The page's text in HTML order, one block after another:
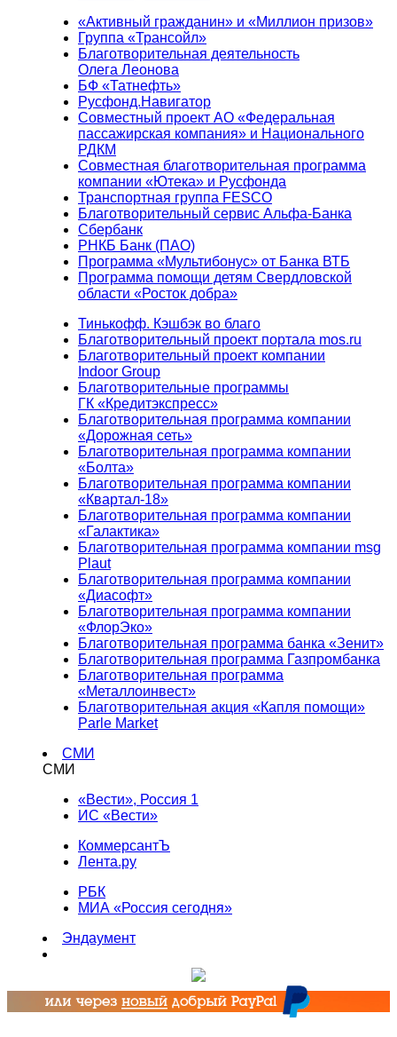
«Активный гражданин» и «Миллион призов»
Группа «Трансойл»
Благотворительная деятельность
Олега Леонова
БФ «Татнефть»
Русфонд.Навигатор
Совместный проект АО «Федеральная
пассажирская компания» и Национального
РДКМ
Совместная благотворительная программа
компании «Ютека» и Русфонда
Транспортная группа FESCO
Благотворительный сервис Альфа-Банка
Сбербанк
РНКБ Банк (ПАО)
Программа «Мультибонус» от Банка ВТБ
Программа помощи детям Свердловской
области «Росток добра»
Тинькофф. Кэшбэк во благо
Благотворительный проект портала mos.ru
Благотворительный проект компании
Indoor Group
Благотворительные программы
ГК «Кредитэкспресс»
Благотворительная программа компании
«Дорожная сеть»
Благотворительная программа компании
«Болта»
Благотворительная программа компании
«Квартал-18»
Благотворительная программа компании
«Галактика»
Благотворительная программа компании msg
Plaut
Благотворительная программа компании
«Диасофт»
Благотворительная программа компании
«ФлорЭко»
Благотворительная программа банка «Зенит»
Благотворительная программа Газпромбанка
Благотворительная программа
«Металлоинвест»
Благотворительная акция «Капля помощи»
Parle Market
СМИ
СМИ
«Вести», Россия 1
ИС «Вести»
КоммерсантЪ
Лента.ру
РБК
МИА «Россия сегодня»
Эндаумент